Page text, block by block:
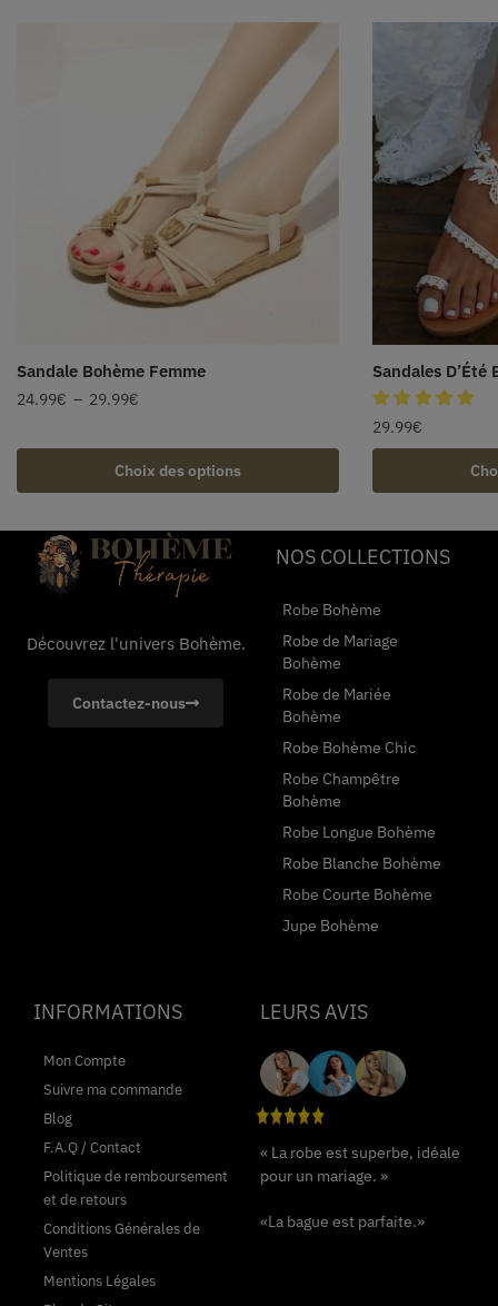
Sandale Bohème Femme
24.99€ – 29.99€
Choix des options
Sandales D’Été
29.99€
Découvrez l'univers Bohème.
Contactez-nous
NOS COLLECTIONS
Robe Bohème
Robe de Mariage
Bohème
Robe de Mariée
Bohème
Robe Bohème Chic
Robe Champêtre
Bohème
Robe Longue Bohème
Robe Blanche Bohème
Robe Courte Bohème
Jupe Bohème
INFORMATIONS
Mon Compte
Suivre ma commande
Blog
F.A.Q / Contact
Politique de remboursement
et de retours
Conditions Générales de
Ventes
Mentions Légales
LEURS AVIS
« La robe est superbe, idéale
pour un mariage. »
«La bague est parfaite.»